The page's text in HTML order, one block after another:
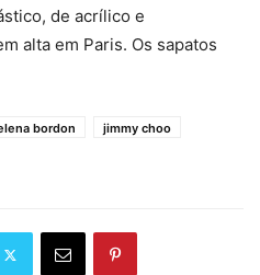
de acrílico e
alta em Paris. Os sapatos
bordon
jimmy choo